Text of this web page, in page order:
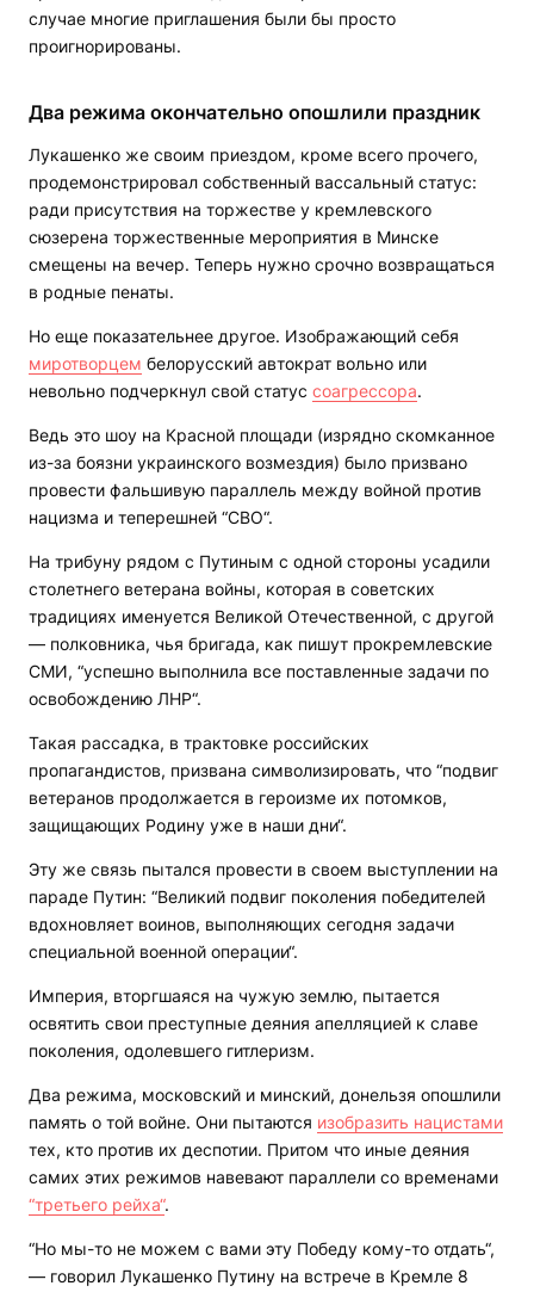
случае многие приглашения были бы просто
проигнорированы.
Два режима окончательно опошлили праздник
Лукашенко же своим приездом, кроме всего прочего,
продемонстрировал собственный вассальный статус:
ради присутствия на торжестве у кремлевского
сюзерена торжественные мероприятия в Минске
смещены на вечер. Теперь нужно срочно возвращаться
в родные пенаты.
Но еще показательнее другое. Изображающий себя
миротворцем белорусский автократ вольно или
невольно подчеркнул свой статус соагрессора.
Ведь это шоу на Красной площади (изрядно скомканное
из-за боязни украинского возмездия) было призвано
провести фальшивую параллель между войной против
нацизма и теперешней “СВО“.
На трибуну рядом с Путиным с одной стороны усадили
столетнего ветерана войны, которая в советских
традициях именуется Великой Отечественной, с другой
— полковника, чья бригада, как пишут прокремлевские
СМИ, “успешно выполнила все поставленные задачи по
освобождению ЛНР“.
Такая рассадка, в трактовке российских
пропагандистов, призвана символизировать, что “подвиг
ветеранов продолжается в героизме их потомков,
защищающих Родину уже в наши дни“.
Эту же связь пытался провести в своем выступлении на
параде Путин: “Великий подвиг поколения победителей
вдохновляет воинов, выполняющих сегодня задачи
специальной военной операции“.
Империя, вторгшаяся на чужую землю, пытается
освятить свои преступные деяния апелляцией к славе
поколения, одолевшего гитлеризм.
Два режима, московский и минский, донельзя опошлили
память о той войне. Они пытаются изобразить нацистами
тех, кто против их деспотии. Притом что иные деяния
самих этих режимов навевают параллели со временами
“третьего рейха“.
“Но мы-то не можем с вами эту Победу кому-то отдать“,
— говорил Лукашенко Путину на встрече в Кремле 8